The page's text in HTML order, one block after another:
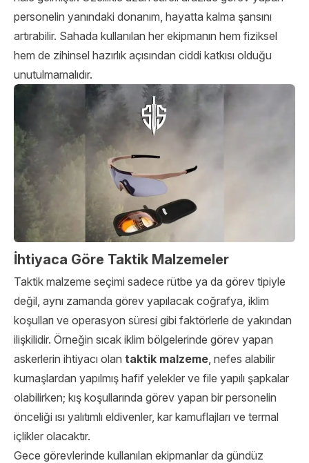
personelin yanındaki donanım, hayatta kalma şansını
artırabilir. Sahada kullanılan her ekipmanın hem fiziksel
hem de zihinsel hazırlık açısından ciddi katkısı olduğu
unutulmamalıdır.
İhtiyaca Göre Taktik Malzemeler
Taktik malzeme seçimi sadece rütbe ya da görev tipiyle
değil, aynı zamanda görev yapılacak coğrafya, iklim
koşulları ve operasyon süresi gibi faktörlerle de yakından
ilişkilidir. Örneğin sıcak iklim bölgelerinde görev yapan
askerlerin ihtiyacı olan taktik malzeme, nefes alabilir
kumaşlardan yapılmış hafif yelekler ve file yapılı şapkalar
olabilirken; kış koşullarında görev yapan bir personelin
önceliği ısı yalıtımlı eldivenler, kar kamuflajları ve termal
içlikler olacaktır.
Gece görevlerinde kullanılan ekipmanlar da gündüz